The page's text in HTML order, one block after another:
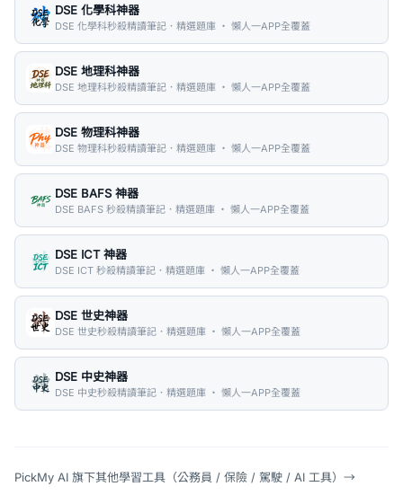
DSE 化學科神器
DSE 化學科秒殺精讀筆記．精選題庫 ・ 懶人一APP全覆蓋
DSE 地理科神器
DSE 地理科秒殺精讀筆記．精選題庫 ・ 懶人一APP全覆蓋
DSE 物理科神器
DSE 物理科秒殺精讀筆記．精選題庫 ・ 懶人一APP全覆蓋
DSE BAFS 神器
DSE BAFS 秒殺精讀筆記．精選題庫 ・ 懶人一APP全覆蓋
DSE ICT 神器
DSE ICT 秒殺精讀筆記．精選題庫 ・ 懶人一APP全覆蓋
DSE 世史神器
DSE 世史秒殺精讀筆記．精選題庫 ・ 懶人一APP全覆蓋
DSE 中史神器
DSE 中史秒殺精讀筆記．精選題庫 ・ 懶人一APP全覆蓋
PickMy AI 旗下其他學習工具（公務員 / 保險 / 駕駛 / AI 工具） →